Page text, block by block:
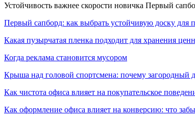
Устойчивость важнее скорости новичка Первый
Первый сапборд: как выбрать устойчивую доску для
Какая пузырчатая пленка подходит для хранения
Когда реклама становится мусором
Крыша над головой спортсмена: почему загородный
Как чистота офиса влияет на покупательское
Как оформление офиса влияет на конверсию: что